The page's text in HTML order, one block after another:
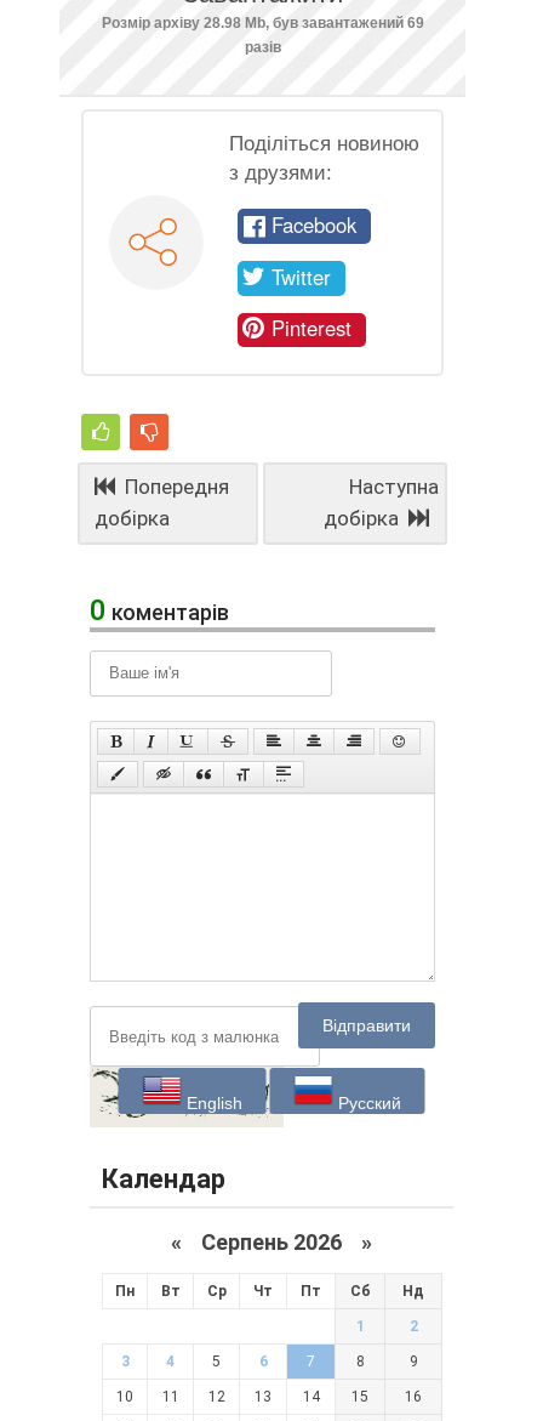
Розмір архіву 28.98 Mb, був завантажений 69
разів
Поділіться новиною
з друзями:
Facebook
Twitter
Pinterest
Попередня
добірка
Наступна
добірка
0 коментарів
Відправити
English Русский
Календар
« Серпень 2026 »
Пн Вт Ср Чт Пт Сб Нд
1 2
3 4 5 6 7 8 9
10 11 12 13 14 15 16